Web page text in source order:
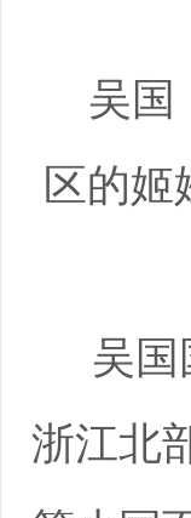
吴国
区的
吴国
浙江北